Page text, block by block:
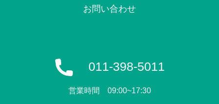
011-398-5011
営業時間 09:00~17:30